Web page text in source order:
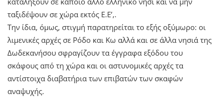
ταξιδέψουν σε χώρα εκτός Ε.Ε’,.
Την ίδια, όμως, στιγμή παρατηρείται το εξής οξύμωρο: οι
λιμενικές αρχές σε Ρόδο και Κω αλλά και σε άλλα νησιά της
Δωδεκανήσου σφραγίζουν τα έγγραφα εξόδου του
σκάφους από τη χώρα και οι αστυνομικές αρχές τα
αντίστοιχα διαβατήρια των επιβατών των σκαφών
αναψυχής.